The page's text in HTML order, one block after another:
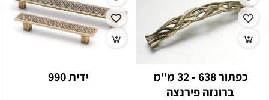
כפתור 638 - 32 מ"מ
ברונזה פירנצה
ידית 990